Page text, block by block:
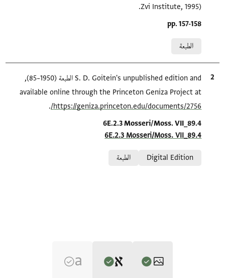
Zvi Institute, 1995).
Location in source
pp. 157-158
الطبعة
الاقتباس المرجعي
S. D. Goitein's unpublished edition and الطبعة (1950–85),
available online through the Princeton Geniza Project at
https://geniza.princeton.edu/documents/2756/
.
Location in source
6E.2.3 Mosseri/Moss. VII_89.4
6E.2.3 Mosseri/Moss. VII_89.4
Digital Edition
الطبعة